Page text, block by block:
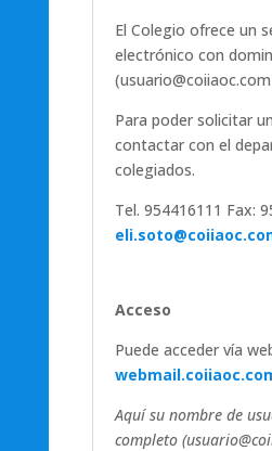
El Colegio ofrece un
electrónico con
Para poder solicitar
contactar con el
colegiados.
Tel. 954416111 Fax:
Acceso
Puede acceder vía
Aquí su nombre de
completo